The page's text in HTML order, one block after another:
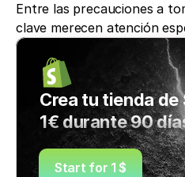
Entre las precauciones a
clave merecen atención
Crea tu tienda
1€ durante 90
Start for 1 $